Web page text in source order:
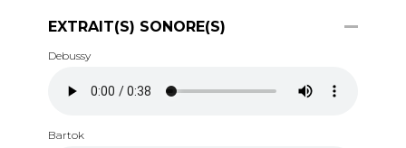
EXTRAIT(S) SONORE(S)
Debussy
Bartok